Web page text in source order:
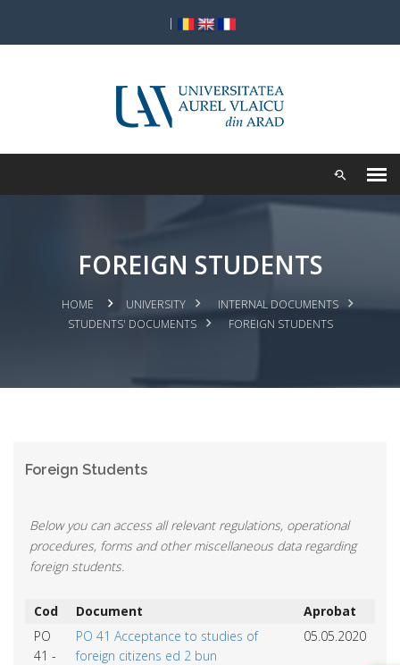
|
FOREIGN STUDENTS
HOME UNIVERSITY
INTERNAL DOCUMENTS
STUDENTS' DOCUMENTS
FOREIGN STUDENTS
Foreign Students
Below you can access all relevant regulations, operational
procedures, forms and other miscellaneous data regarding
foreign students.
Cod Document
Aprobat
PO
41 -
PO 41 Acceptance to studies of
foreign citizens ed 2 bun
05.05.2020